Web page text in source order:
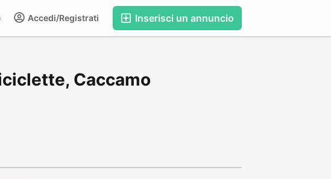
Inserisci un annuncio
Accedi/Registrati
Caccamo